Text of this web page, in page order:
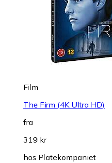
Film
The Firm (4K Ultra HD)
fra
319 kr
hos Platekompaniet